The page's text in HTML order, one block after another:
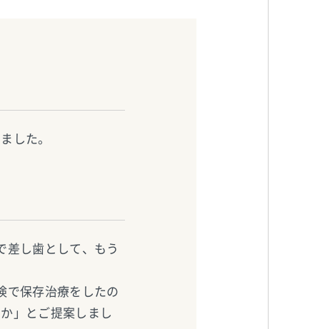
した。
差し歯として、もう
で保存治療をしたの
」とご提案しまし